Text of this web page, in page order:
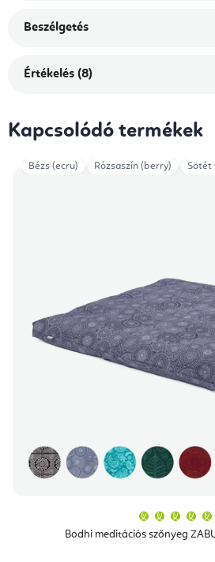
Beszélgetés
Értékelés (8)
Kapcsolódó termékek
Bodhi meditációs szőnyeg
Bézs (ecru) Rózsaszín (berry) Sötét